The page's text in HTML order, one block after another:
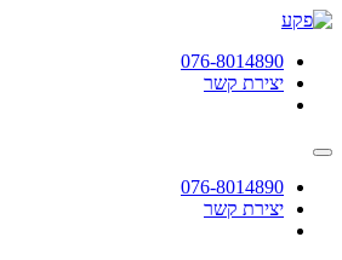
תחילתו
אינטרנט,
לחץ
כדי
לאזור
תוכן
מרכזי
076-8014890
יצירת קשר
076-8014890
יצירת קשר